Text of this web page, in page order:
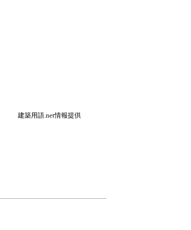
建築用語.net情報提供